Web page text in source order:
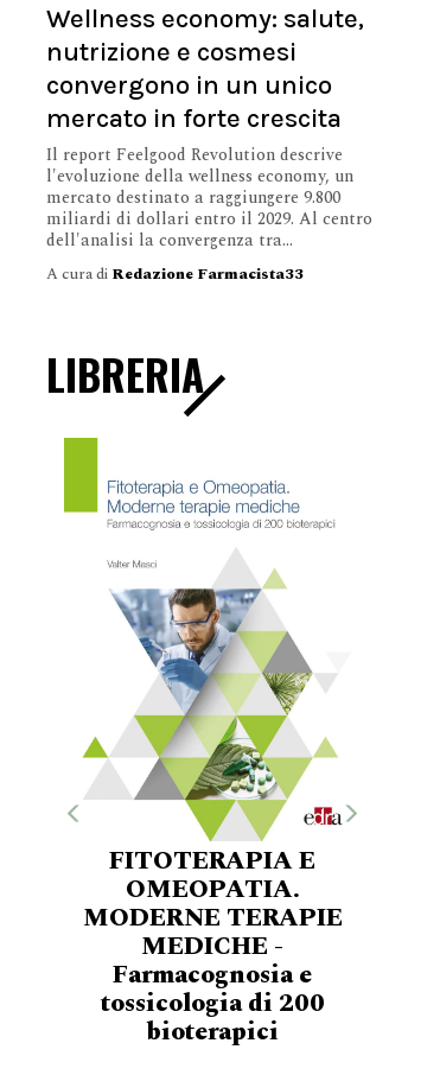
Wellness economy: salute,
nutrizione e cosmesi
convergono in un unico
mercato in forte crescita
Il report Feelgood Revolution descrive
l'evoluzione della wellness economy, un
mercato destinato a raggiungere 9.800
miliardi di dollari entro il 2029. Al centro
dell'analisi la convergenza tra...
A cura di Redazione Farmacista33
LIBRERIA
FITOTERAPIA E
OMEOPATIA.
MODERNE TERAPIE
MEDICHE -
Farmacognosia e
tossicologia di 200
bioterapici